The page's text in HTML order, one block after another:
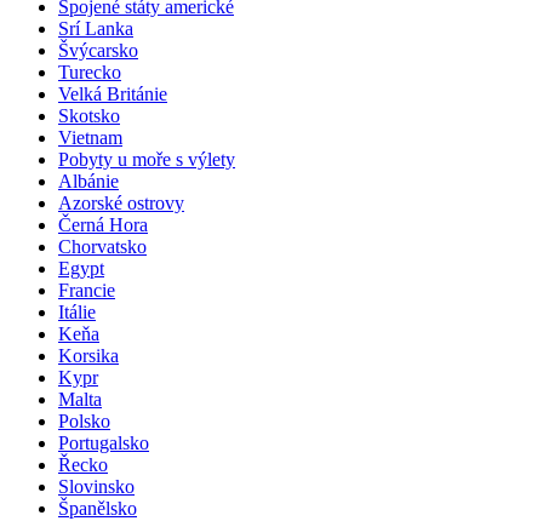
Spojené státy americké
Srí Lanka
Švýcarsko
Turecko
Velká Británie
Skotsko
Vietnam
Pobyty u moře s výlety
Albánie
Azorské ostrovy
Černá Hora
Chorvatsko
Egypt
Francie
Itálie
Keňa
Korsika
Kypr
Malta
Polsko
Portugalsko
Řecko
Slovinsko
Španělsko